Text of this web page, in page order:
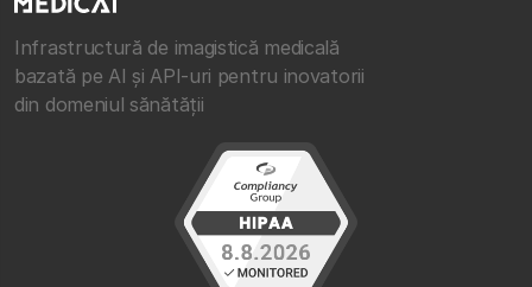
Infrastructură de imagistică medicală
bazată pe AI și API-uri pentru inovatorii
din domeniul sănătății